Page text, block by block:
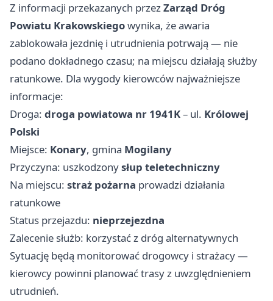
Z informacji przekazanych przezZarząd Dróg
Powiatu Krakowskiegowynika, że awaria
zablokowała jezdnię i utrudnienia potrwają — nie
podano dokładnego czasu; na miejscu działają służby
ratunkowe. Dla wygody kierowców najważniejsze
informacje:
Droga: droga powiatowa nr 1941K– ul. Królowej
Polski
Miejsce: Konary, gmina Mogilany
Przyczyna: uszkodzonysłup teletechniczny
Na miejscu: straż pożarna prowadzi działania
ratunkowe
Status przejazdu: nieprzejezdna
Zalecenie służb: korzystać z dróg alternatywnych
Sytuację będą monitorować drogowcy i strażacy —
kierowcy powinni planować trasy z uwzględnieniem
utrudnień.